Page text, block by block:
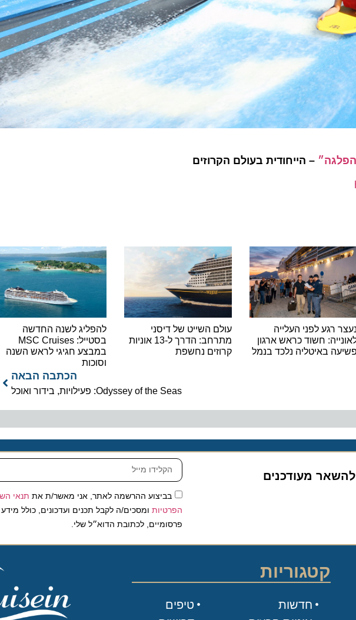
– הייחודית בעולם הקרוזים
רגע לפני העלייה
חשוד כראש ארגון
באיטליה נלכד בנמל
עולם השייט של דיסני
מתרחב: הדרך ל-13 אוניות
קרוזים נחשפת
להפליג לשנה החדשה
בסטייל: MSC Cruises
במבצע חגיגי לראש השנה
וסוכות
הכתבה הבאה
Odyssey of the Seas: פעילויות, בידור ואוכל
מעודכנים
בביצוע ההרשמה לאתר, אני מאשר/ת אתתנאי השימוש
הפרטיותומסכים/ה לקבל תכנים ועדכונים, כולל מידע על
פרסומיים, לכתובת הדוא״ל שלי.
קטגוריות
טיפים
חדשות